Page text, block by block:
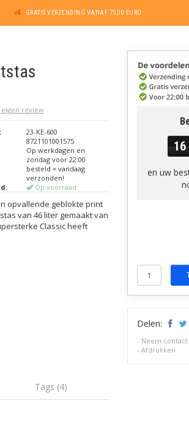
GRATIS VERZENDING VANAF 75,00 EURO
review
23-KE-600
8721101001575
Op werkdagen en
zondag voor 22:00
besteld = vandaag
verzonden!
Op voorraad
opvallende geblokte print
van 46 liter gemaakt van
Classic heeft
Tags (4)
16
en uw
Delen:
- Neem
-Afdrukken